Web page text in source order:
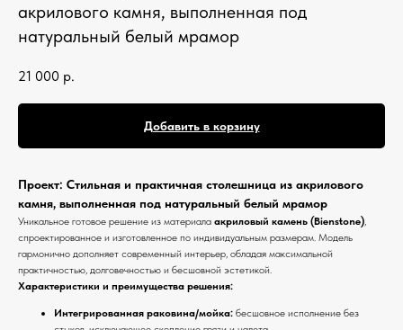
Кухонная техника
Подбор под столешницу
Разделочные доски
акрилового камня, выполненная под
натуральный белый мрамор
21 000 р.
Добавить в корзину
Проект: Стильная и практичная столешница из акрилового
камня, выполненная под натуральный белый мрамор
Уникальное готовое решение из материала акриловый камень (Bienstone),
спроектированное и изготовленное по индивидуальным размерам. Модель
гармонично дополняет современный интерьер, обладая максимальной
практичностью, долговечностью и бесшовной эстетикой.
Характеристики и преимущества решения:
Интегрированная раковина/мойка: бесшовное исполнение без